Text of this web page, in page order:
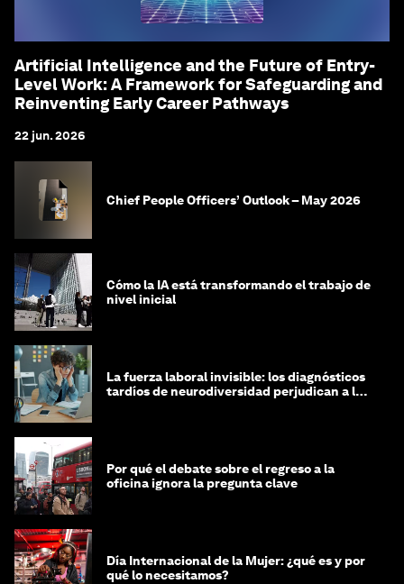
Artificial Intelligence and the Future of Entry-
Level Work: A Framework for Safeguarding and
Reinventing Early Career Pathways
22 jun. 2026
Chief People Officers’ Outlook – May 2026
Cómo la IA está transformando el trabajo de
nivel inicial
La fuerza laboral invisible: los diagnósticos
tardíos de neurodiversidad perjudican a las
Por qué el debate sobre el regreso a la
oficina ignora la pregunta clave
Día Internacional de la Mujer: ¿qué es y por
qué lo necesitamos?